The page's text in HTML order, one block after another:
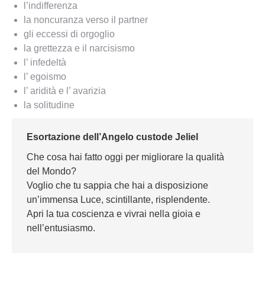
l’indifferenza
la noncuranza verso il partner
gli eccessi di orgoglio
la grettezza e il narcisismo
l’ infedeltà
l’ egoismo
l’ aridità e l’ avarizia
la solitudine
Esortazione dell’Angelo custode Jeliel
Che cosa hai fatto oggi per migliorare la qualità
del Mondo?
Voglio che tu sappia che hai a disposizione
un’immensa Luce, scintillante, risplendente.
Apri la tua coscienza e vivrai nella gioia e
nell’entusiasmo.